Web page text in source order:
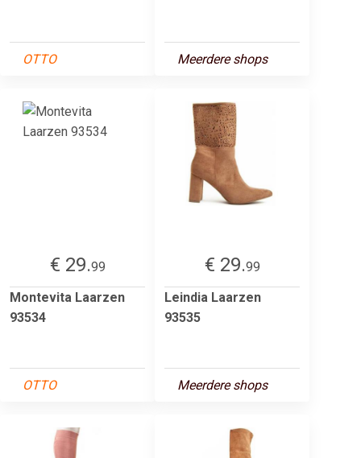
OTTO Meerdere shops
€ 29.99
Montevita Laarzen
93534
OTTO
€ 29.99
Leindia Laarzen
93535
Meerdere shops